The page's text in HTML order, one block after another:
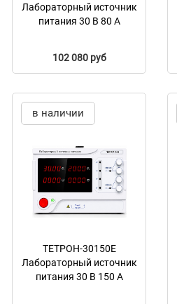
Лабораторный источник
питания 30 В 80 А
102 080 руб
в наличии
ТЕТРОН-30150Е
Лабораторный источник
питания 30 В 150 А